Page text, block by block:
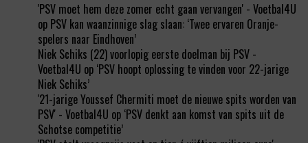
'PSV moet hem deze zomer echt gaan vervangen' - Voetbal4U
op PSV kan waanzinnige slag slaan: ‘Twee ervaren Oranje-
spelers naar Eindhoven’
Niek Schiks (22) voorlopig eerste doelman bij PSV -
Voetbal4U op ‘PSV hoopt oplossing te vinden voor 22-jarige
Niek Schiks’
'21-jarige Youssef Chermiti moet de nieuwe spits worden van
PSV' - Voetbal4U op ‘PSV denkt aan komst van spits uit de
Schotse competitie’